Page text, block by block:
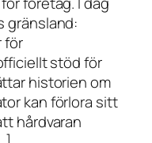
gränsland:
för
stöd för
historien om
kan förlora sitt
hårdvaran